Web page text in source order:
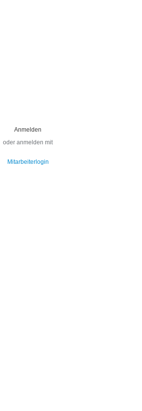
oder anmelden mit
Mitarbeiterlogin